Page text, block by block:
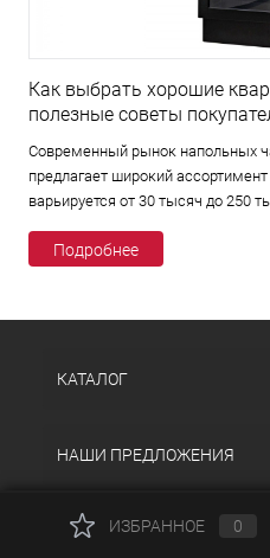
Как выбрать хорошие
полезные советы
Современный рынок напольных
предлагает широкий
варьируется от 30 тысяч до 250
Подробнее
КАТАЛОГ
НАШИ ПРЕДЛОЖЕНИЯ
ПОМОЩЬ И СЕРВИСЫ
ИЗБРАННОЕ 0